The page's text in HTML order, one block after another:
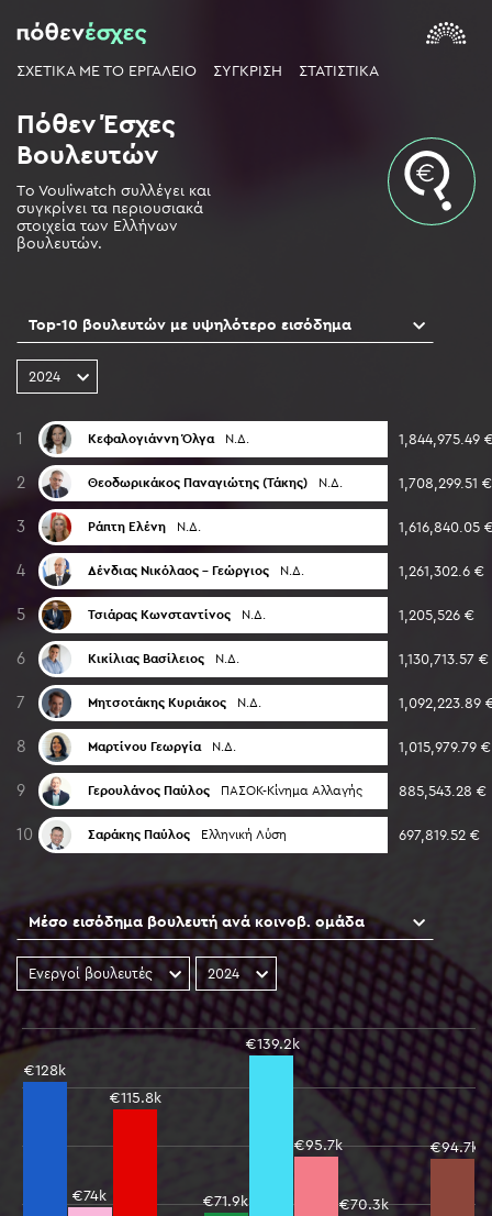
ΣΧΕΤΙΚΑ ΜΕ ΤΟ ΕΡΓΑΛΕΙΟ ΣΥΓΚΡΙΣΗ ΣΤΑΤΙΣΤΙΚΑ
Πόθεν Έσχες
Βουλευτών
Τo Vouliwatch συλλέγει και
συγκρίνει τα περιουσιακά
στοιχεία των Ελλήνων
βουλευτών.
Top-10 βουλευτών με υψηλότερο εισόδημα
2024
1 Κεφαλογιάννη Όλγα Ν.Δ. 1,844,975.49
2 Θεοδωρικάκος Παναγιώτης (Τάκης) Ν.Δ. 1,708,299.51 €
3 Ράπτη Ελένη Ν.Δ. 1,616,840.05
4 Δένδιας Νικόλαος - Γεώργιος Ν.Δ. 1,261,302.6 €
5 Τσιάρας Κωνσταντίνος Ν.Δ. 1,205,526 €
6 Κικίλιας Βασίλειος Ν.Δ. 1,130,713.57 €
7 Μητσοτάκης Κυριάκος Ν.Δ. 1,092,223.89
8 Μαρτίνου Γεωργία Ν.Δ. 1,015,979.79 €
9 Γερουλάνος Παύλος ΠΑΣΟΚ-Κίνημα Αλλαγής 885,543.28 €
10 Σαράκης Παύλος Ελληνική Λύση 697,819.52 €
Μέσο εισόδημα βουλευτή ανά κοινοβ. ομάδα
Ενεργοί βουλευτές 2024
€128k
€74k
€115.8k
€71.9k
€139.2k
€95.7k
€70.3k
€94.7k